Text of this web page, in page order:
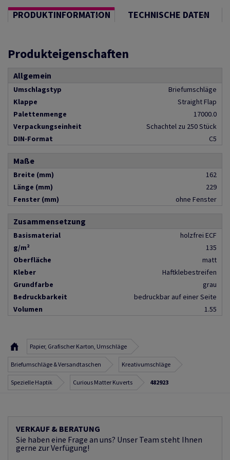
PRODUKTINFORMATION TECHNISCHE DATEN
Produkteigenschaften
Allgemein
Umschlagstyp
Briefumschläge
Klappe
Straight Flap
Palettenmenge
17000.0
Verpackungseinheit
Schachtel zu 250 Stück
DIN-Format
C5
Maße
Breite (mm)
162
Länge (mm)
229
Fenster (mm)
ohne Fenster
Zusammensetzung
Basismaterial
holzfrei ECF
g/m²
135
Oberfläche
matt
Kleber
Haftklebestreifen
Grundfarbe
grau
Bedruckbarkeit
bedruckbar auf einer Seite
Volumen
1.55
Papier, Grafischer Karton, Umschläge
Briefumschläge & Versandtaschen Kreativumschläge
Spezielle Haptik Curious Matter Kuverts 482923
VERKAUF & BERATUNG
Sie haben eine Frage an uns? Unser Team steht Ihnen
gerne zur Verfügung!